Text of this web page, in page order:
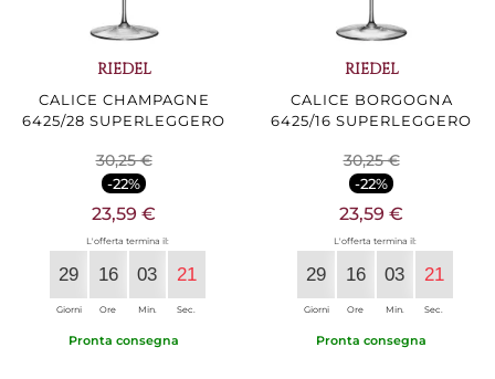
RIEDEL
CALICE CHAMPAGNE
6425/28 SUPERLEGGERO
30,25 €
-22%
23,59 €
L'offerta termina il:
29
Giorni
16
Ore
03
Min.
20
Sec.
Pronta consegna
RIEDEL
CALICE BORGOGNA
6425/16 SUPERLEGGERO
30,25 €
-22%
23,59 €
L'offerta termina il:
29
Giorni
16
Ore
03
Min.
20
Sec.
Pronta consegna